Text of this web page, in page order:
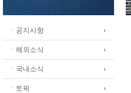
ㆍ공지사항
ㆍ해외소식
ㆍ국내소식
ㆍ토픽